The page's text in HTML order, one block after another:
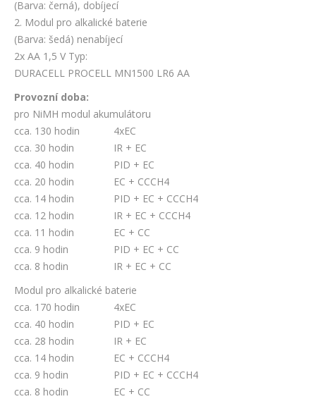
(Barva: černá), dobíjecí
2. Modul pro alkalické baterie
(Barva: šedá) nenabíjecí
2x AA 1,5 V Typ:
DURACELL PROCELL MN1500 LR6 AA
Provozní doba:
pro NiMH modul akumulátoru
cca. 130 hodin 4xEC
cca. 30 hodin IR + EC
cca. 40 hodin PID + EC
cca. 20 hodin EC + CCCH4
cca. 14 hodin PID + EC + CCCH4
cca. 12 hodin IR + EC + CCCH4
cca. 11 hodin EC + CC
cca. 9 hodin PID + EC + CC
cca. 8 hodin IR + EC + CC
Modul pro alkalické baterie
cca. 170 hodin 4xEC
cca. 40 hodin PID + EC
cca. 28 hodin IR + EC
cca. 14 hodin EC + CCCH4
cca. 9 hodin PID + EC + CCCH4
cca. 8 hodin EC + CC